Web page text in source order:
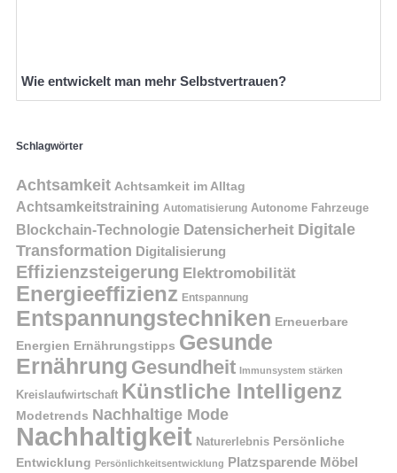
Wie entwickelt man mehr Selbstvertrauen?
Schlagwörter
Achtsamkeit Achtsamkeit im Alltag
Achtsamkeitstraining Automatisierung Autonome Fahrzeuge
Blockchain-Technologie Datensicherheit Digitale
Transformation Digitalisierung
Effizienzsteigerung Elektromobilität
Energieeffizienz Entspannung
Entspannungstechniken Erneuerbare
Energien Ernährungstipps Gesunde
Ernährung Gesundheit Immunsystem stärken
Kreislaufwirtschaft Künstliche Intelligenz
Modetrends Nachhaltige Mode
Nachhaltigkeit Naturerlebnis Persönliche
Entwicklung Persönlichkeitsentwicklung Platzsparende Möbel